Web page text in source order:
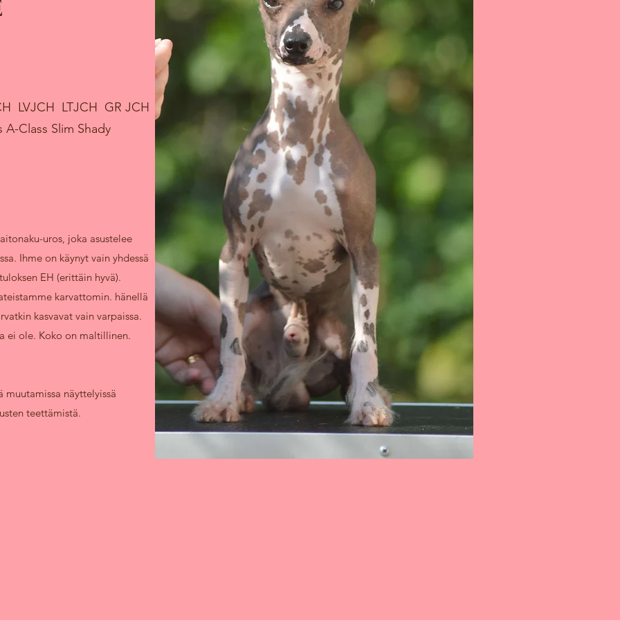
LVJCH LTJCH GR JCH
A-Class Slim Shady
uros, joka asustelee
Ihme on käynyt vain yhdessä
EH (erittäin hyvä).
karvattomin. hänellä
kasvavat vain varpaissa.
ei ole. Koko on maltillinen.
näyttelyissä
teettämistä.